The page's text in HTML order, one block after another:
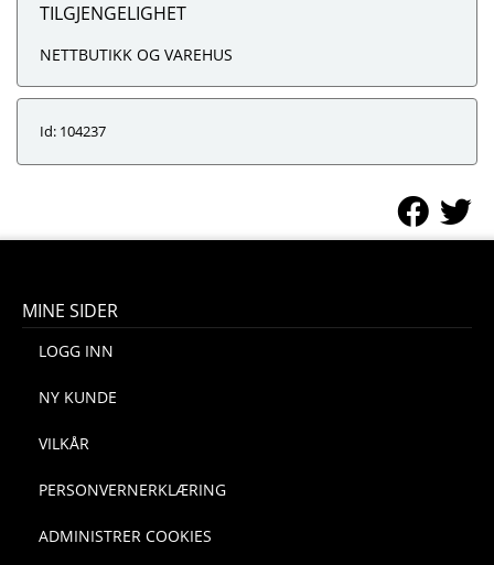
TILGJENGELIGHET
NETTBUTIKK OG VAREHUS
Id: 104237
MINE SIDER
LOGG INN
NY KUNDE
VILKÅR
PERSONVERNERKLÆRING
ADMINISTRER COOKIES